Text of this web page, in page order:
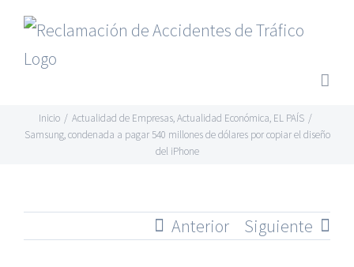
Saltar
contenido
Inicio / Actualidad de Empresas,Actualidad Económica, EL PAÍS /
Samsung, condenada a pagar 540 millones de dólares por copiar el diseño
del iPhone
Anterior Siguiente